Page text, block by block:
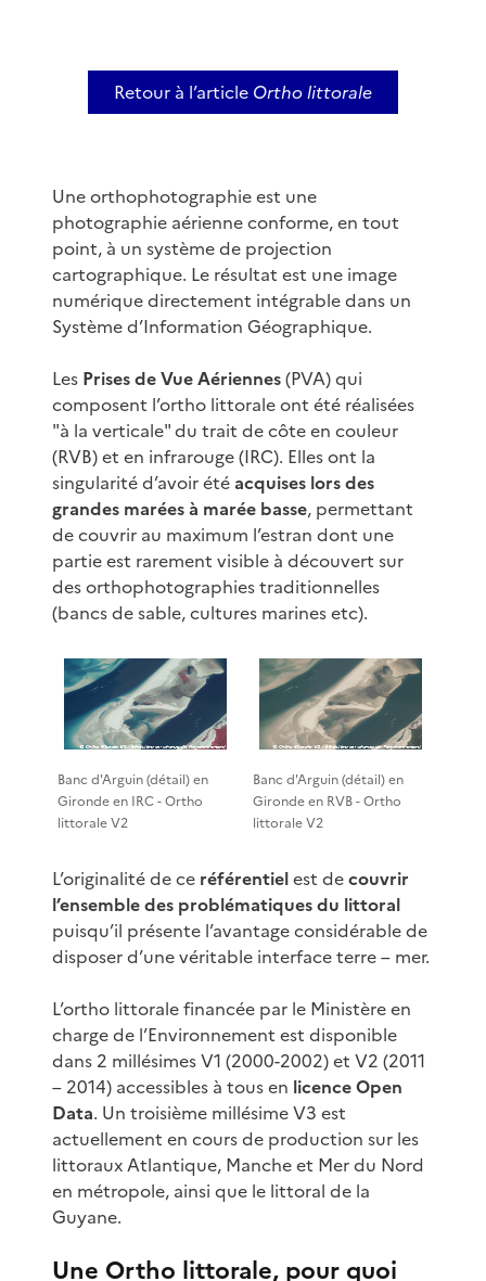
Retour à l’article Ortho littorale
Une orthophotographie est une
photographie aérienne conforme, en tout
point, à un système de projection
cartographique. Le résultat est une image
numérique directement intégrable dans un
Système d’Information Géographique.
Les Prises de Vue Aériennes(PVA) qui
composent l’ortho littorale ont été réalisées
"à la verticale" du trait de côte en couleur
(RVB) et en infrarouge (IRC). Elles ont la
singularité d’avoir étéacquises lors des
grandes marées à marée basse, permettant
de couvrir au maximum l’estran dont une
partie est rarement visible à découvert sur
des orthophotographies traditionnelles
(bancs de sable, cultures marines etc).
Banc d'Arguin (détail) en
Gironde en IRC - Ortho
littorale V2
Banc d'Arguin (détail) en
Gironde en RVB - Ortho
littorale V2
L’originalité de ce référentielest decouvrir
l’ensemble des problématiques du littoral
puisqu’il présente l’avantage considérable de
disposer d’une véritable interface terre – mer.
L’ortho littorale financée par le Ministère en
charge de l’Environnement est disponible
dans 2 millésimes V1 (2000-2002) et V2 (2011
– 2014) accessibles à tous en licence Open
Data. Un troisième millésime V3 est
actuellement en cours de production sur les
littoraux Atlantique, Manche et Mer du Nord
en métropole, ainsi que le littoral de la
Guyane.
Une Ortho littorale, pour quoi